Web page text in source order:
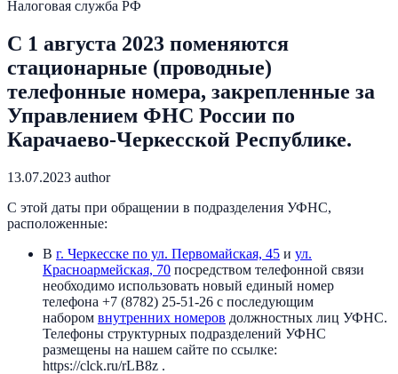
Налоговая служба РФ
С 1 августа 2023 поменяются
стационарные (проводные)
телефонные номера, закрепленные за
Управлением ФНС России по
Карачаево-Черкесской Республике.
13.07.2023 author
С этой даты при обращении в подразделения УФНС,
расположенные:
В г. Черкесске по ул. Первомайская, 45 и ул.
Красноармейская, 70 посредством телефонной связи
необходимо использовать новый единый номер
телефона +7 (8782) 25-51-26 с последующим
набором внутренних номеров должностных лиц УФНС.
Телефоны структурных подразделений УФНС
размещены на нашем сайте по ссылке:
https://clck.ru/rLB8z .